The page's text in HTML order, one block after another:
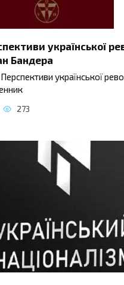
української
Бандера
української
273